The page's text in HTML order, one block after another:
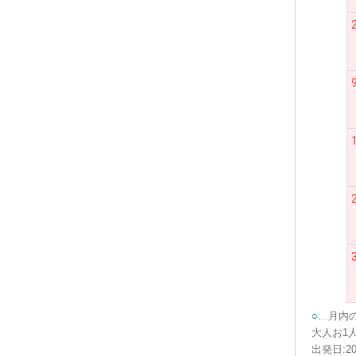
○…月内
大人お1
出発日